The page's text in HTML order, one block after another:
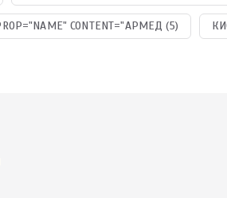
CONTENT="АРМЕД (5)